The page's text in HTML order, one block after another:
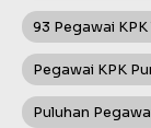
93 Pegawai
Pegawai KPK
Puluhan